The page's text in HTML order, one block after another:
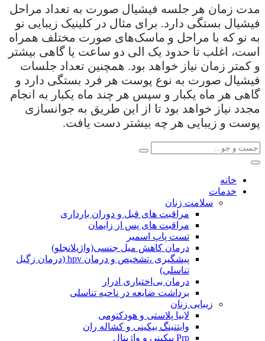
مدت زمان هر جلسه فیشیال صورت به تعداد مراحل
فیشیال بستگی دارد. برای مثال در کلینیک زیبایی نو
به نو که با مراحل و ماسک‌های صورت مختلف همراه
است، اغلب تا حدود یک الی دو ساعت یا گاهی بیشتر
و کمتر زمان نیاز خواهد بود. همچنین تعداد جلسات
فیشیال صورت به نوع پوست هر فرد بستگی دارد و
گاهی هر ماه یکبار و سپس هر چند ماه یکبار به انجام
مجدد نیاز خواهد بود تا از این طریق به جوانسازی
پوست و زیبایی هر چه بیشتر دست یافت.
خانه
خدمات
سلامت زنان
مراقبت های قبل و دوران بارداری
مراقبت های پس از زایمان
تست پاپ اسمیر
درمان کاهش میل جنسی(واژیلانجلو)
پیشگیری ،تشخیص و درمان hpv (درمان زگیل
تناسلی)
درمان بی‌اختیاری ادرار
برداشت ضایعه در ناحیه تناسلی
زیبایی زنان
لابیا پلاستی و هودکتومی
وایتنینگ بیکینی و کشاله ران
Prp بیکینی و واژینال